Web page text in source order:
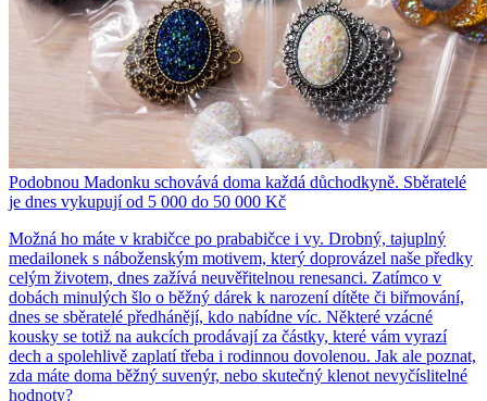
Podobnou Madonku schovává doma každá důchodkyně. Sběratelé
je dnes vykupují od 5 000 do 50 000 Kč
Možná ho máte v krabičce po prababičce i vy. Drobný, tajuplný
medailonek s náboženským motivem, který doprovázel naše předky
celým životem, dnes zažívá neuvěřitelnou renesanci. Zatímco v
dobách minulých šlo o běžný dárek k narození dítěte či biřmování,
dnes se sběratelé předhánějí, kdo nabídne víc. Některé vzácné
kousky se totiž na aukcích prodávají za částky, které vám vyrazí
dech a spolehlivě zaplatí třeba i rodinnou dovolenou. Jak ale poznat,
zda máte doma běžný suvenýr, nebo skutečný klenot nevyčíslitelné
hodnoty?